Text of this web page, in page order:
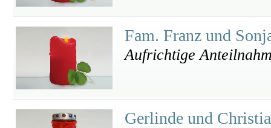
Fam. Franz und
Aufrichtige
Gerlinde und